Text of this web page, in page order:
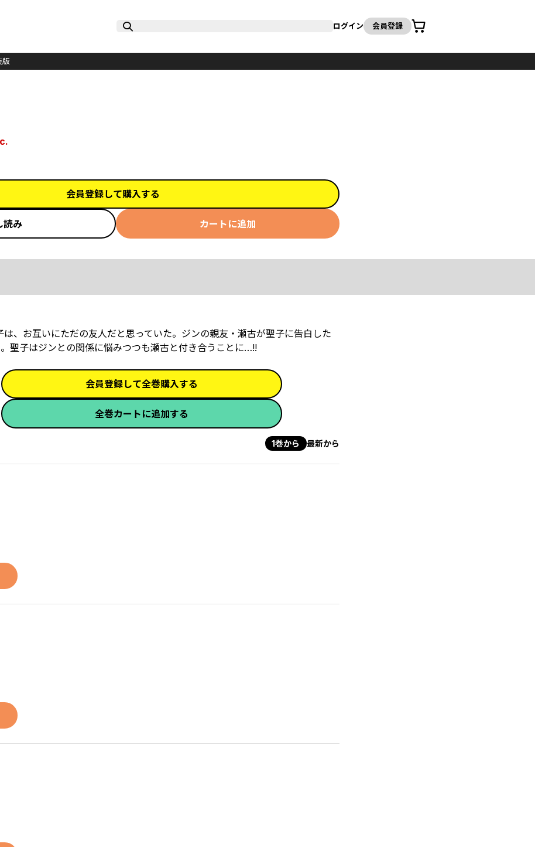
ログイン 会員登録
カート
版
会員登録して購入する
読み カートに追加
、お互いにただの友人だと思っていた。ジンの親友・瀬古が聖子に告白した
聖子はジンとの関係に悩みつつも瀬古と付き合うことに…!!
会員登録して全巻購入する
全巻カートに追加する
1巻から 最新から